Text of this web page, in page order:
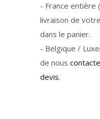
- France entière
livraison de
dans le panier.
- Belgique /
de nous
devis.